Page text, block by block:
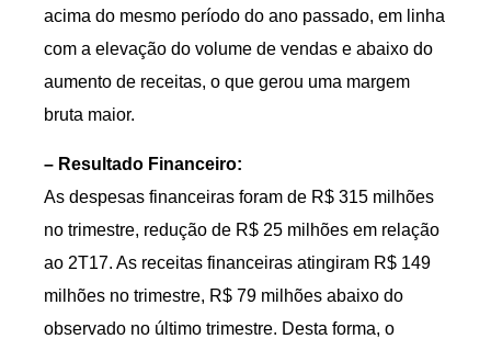
acima do mesmo período do ano passado, em linha
com a elevação do volume de vendas e abaixo do
aumento de receitas, o que gerou uma margem
bruta maior.
– Resultado Financeiro:
As despesas financeiras foram de R$ 315 milhões
no trimestre, redução de R$ 25 milhões em relação
ao 2T17. As receitas financeiras atingiram R$ 149
milhões no trimestre, R$ 79 milhões abaixo do
observado no último trimestre. Desta forma, o